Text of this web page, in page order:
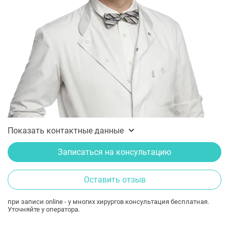
Показать контактные данные
Записаться на консультацию
Оставить отзыв
при записи online - у многих хирургов консультация бесплатная.
Уточняйте у оператора.